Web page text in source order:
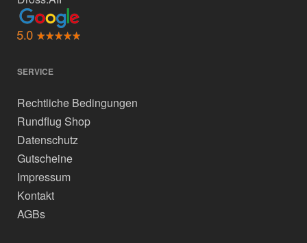
SERVICE
Rechtliche Bedingungen
Rundflug Shop
Datenschutz
Gutscheine
Impressum
Kontakt
AGBs